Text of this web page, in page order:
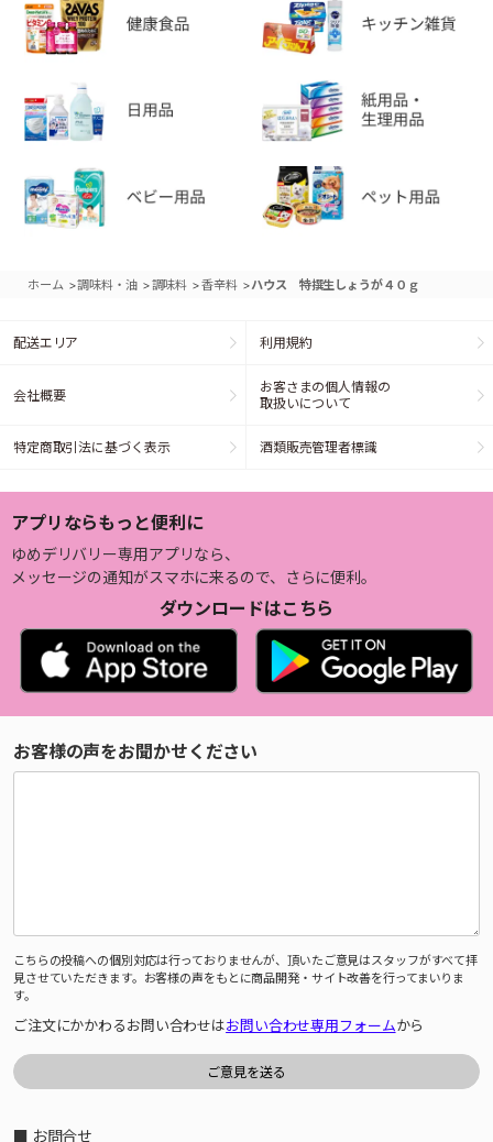
ホーム >調味料・油 >調味料 >香辛料 >ハウス 特撰生しょうが４０ｇ
配送エリア 利用規約
会社概要
お客さまの個人情報の
取扱いについて
特定商取引法に基づく表示 酒類販売管理者標識
アプリならもっと便利に
ゆめデリバリー専用アプリなら、
メッセージの通知がスマホに来るので、さらに便利。
ダウンロードはこちら
お客様の声をお聞かせください
こちらの投稿への個別対応は行っておりませんが、頂いたご意見はスタッフがすべて拝
見させていただきます。お客様の声をもとに商品開発・サイト改善を行ってまいりま
す。
ご注文にかかわるお問い合わせはお問い合わせ専用フォームから
■ お問合せ